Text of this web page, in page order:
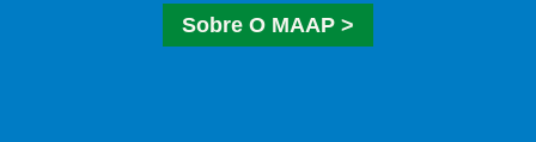
Sobre O MAAP >